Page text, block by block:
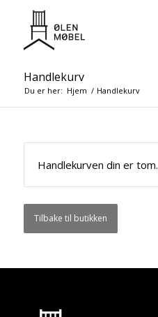
Handlekurv
Du er her: Hjem / Handlekurv
Handlekurven din er tom.
Tilbake til butikken